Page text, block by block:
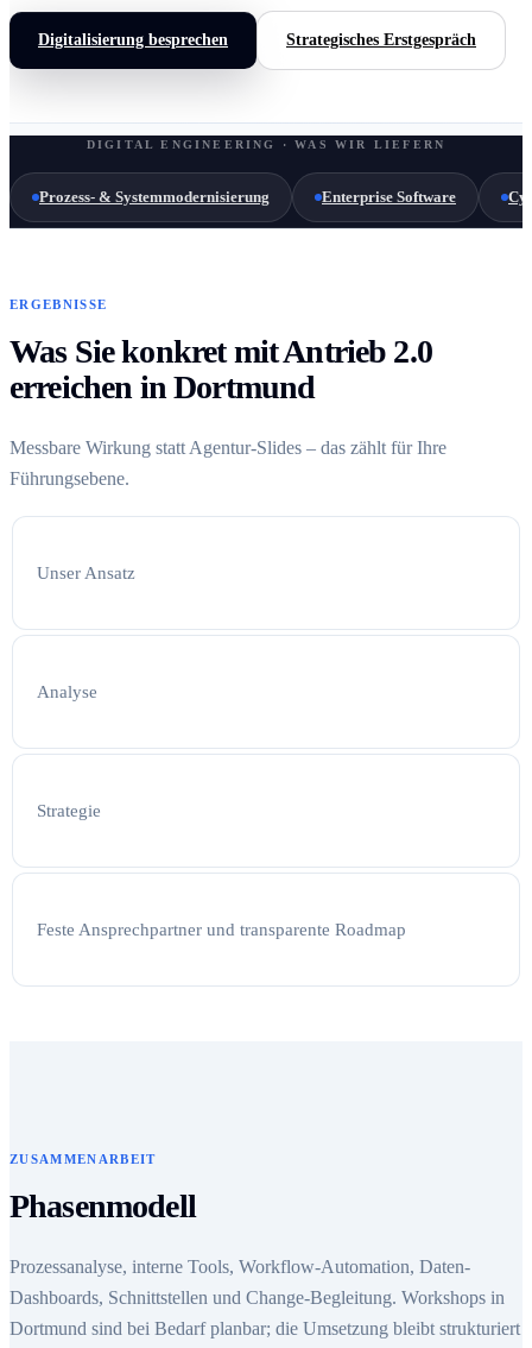
Digitalisierung besprechen Strategisches Erstgespräch
DIGITAL ENGINEERING · WAS WIR LIEFERN
Prozess- & Systemmodernisierung Enterprise Software
ERGEBNISSE
Was Sie konkret mit Antrieb 2.0
erreichen in Dortmund
Messbare Wirkung statt Agentur-Slides – das zählt für Ihre
Führungsebene.
Unser Ansatz
Analyse
Strategie
Feste Ansprechpartner und transparente Roadmap
ZUSAMMENARBEIT
Phasenmodell
Prozessanalyse, interne Tools, Workflow-Automation, Daten-
Dashboards, Schnittstellen und Change-Begleitung. Workshops in
Dortmund sind bei Bedarf planbar; die Umsetzung bleibt strukturiert